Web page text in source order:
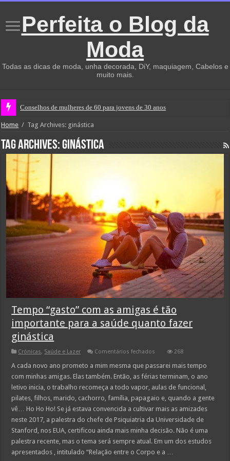
Perfeita o Blog da
Moda
Todas as dicas de moda, unha decorada, DiY, maquiagem, Cabelos e
muito mais.
Conselhos de mulheres de 60 para jovens de 30 anos
Home / Tag Archives: ginástica
Tag Archives:ginástica
Tempo “gasto” com as amigas é tão
importante para a saúde quanto fazer
ginástica
Crónicas, Saúde e Lazer Comentários fechados
“gasto”
as
amigas
é
tão
para
a
quanto
fazer
ginástica
268
A cada novo ano prometo a mim mesma que passarei mais tempo
com minhas amigas. Elas também. Então, as férias terminam, o ano
letivo inicia, o trabalho recomeça a todo vapor, aulas de funcional,
pilates, filhos, marido, cachorro, família, papagaio e, quando a gente
vê… Ho Ho Ho! Se já estava convencida a cultivar mais as amizades
neste 2017, a palestra do chefe de Psiquiatria da Universidade de
Stanford, nos EUA, certificou ainda mais minha decisão. Não é uma
palestra recente, mas o tema será sempre atual. Em um dos estudos
apresentados , intitulado “Relação entre o Corpo e a …